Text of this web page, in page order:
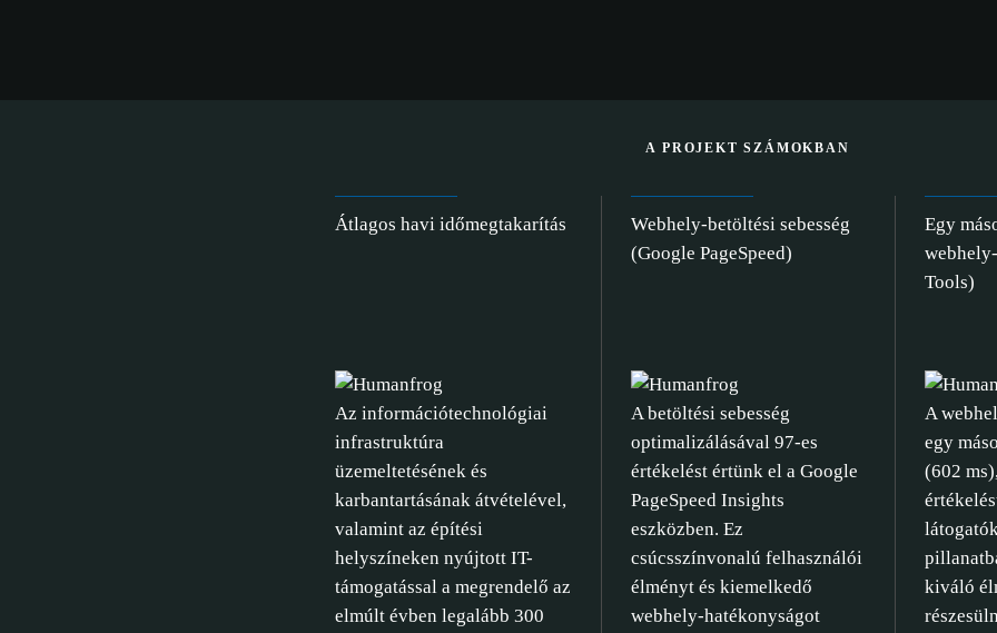
A PROJEKT SZÁMOKBAN
Átlagos havi időmegtakarítás
Az információtechnológiai
infrastruktúra
üzemeltetésének és
karbantartásának átvételével,
valamint az építési
helyszíneken nyújtott IT-
támogatással a megrendelő az
elmúlt évben legalább 300
Webhely-betöltési sebesség
(Google PageSpeed)
A betöltési sebesség
optimalizálásával 97-es
értékelést értünk el a Google
PageSpeed Insights
eszközben. Ez
csúcsszínvonalú felhasználói
élményt és kiemelkedő
webhely-hatékonyságot
Egy
Tools)
A
egy
(602
kiváló